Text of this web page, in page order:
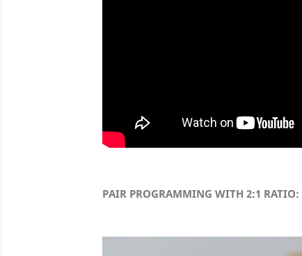
PAIR PROGRAMMING WITH 2:1 RATIO: